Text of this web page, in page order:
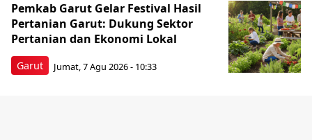
Garut
Pemkab Garut Gelar Festival Hasil
Pertanian Garut: Dukung Sektor
Pertanian dan Ekonomi Lokal
Jumat, 7 Agu 2026 - 10:33